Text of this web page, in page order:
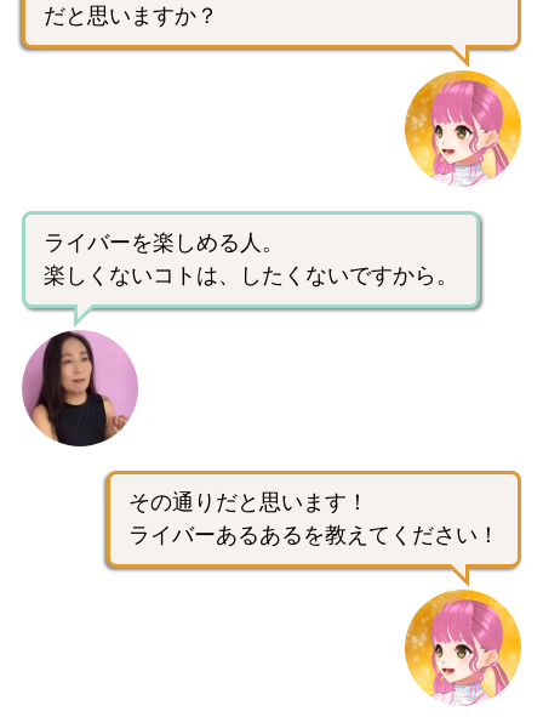
だと思いますか？
ライバーを楽しめる人。
楽しくないコトは、したくないですから。
その通りだと思います！
ライバーあるあるを教えてください！